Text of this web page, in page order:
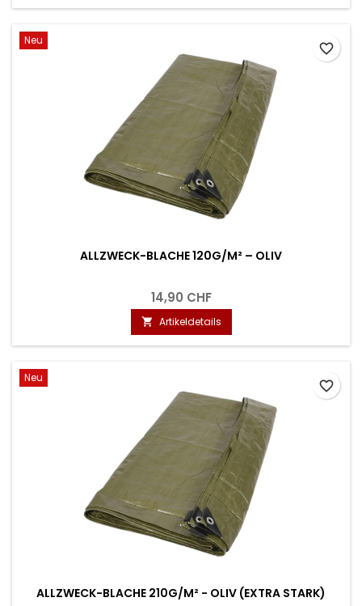
Neu
ALLZWECK-BLACHE 120G/M² – OLIV
14,90 CHF
 Artikeldetails
favorite_border
Neu
ALLZWECK-BLACHE 210G/M² - OLIV (EXTRA STARK)
favorite_border